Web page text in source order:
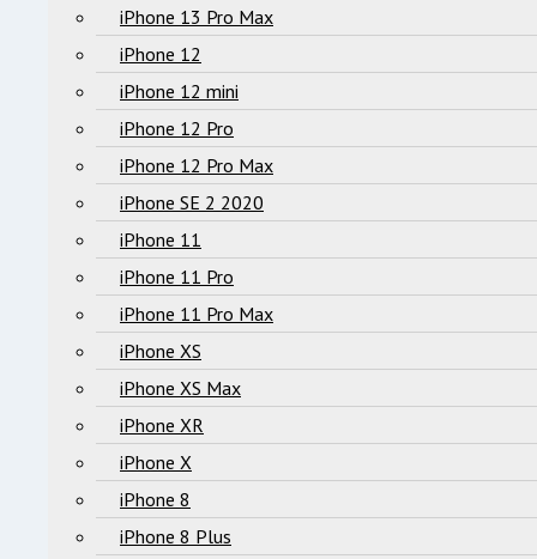
iPhone 13 Pro Max
iPhone 12
iPhone 12 mini
iPhone 12 Pro
iPhone 12 Pro Max
iPhone SE 2 2020
iPhone 11
iPhone 11 Pro
iPhone 11 Pro Max
iPhone XS
iPhone XS Max
iPhone XR
iPhone X
iPhone 8
iPhone 8 Plus